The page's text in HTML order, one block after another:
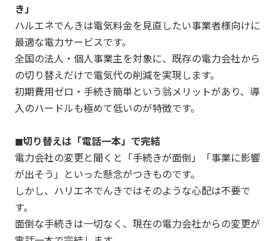
き」
ハルエネでんきは電気料金を見直したい事業者様向けに
最適な電力サービスです。
全国の法人・個人事業主を対象に、既存の電力会社から
の切り替えだけで電気代の削減を実現します。
初期費用ゼロ・手続き簡単という翁メリットがあり、導
入のハードルも極めて低いのが特徴です。
◼︎切り替えは「電話一本」で完結
電力会社の変更と聞くと「手続きが面倒」「事業に影響
が出そう」といった懸念がつきものです。
しかし、ハリエネでんきではそのような心配は不要で
す。
面倒な手続きは一切なく、現在の電力会社からの変更が